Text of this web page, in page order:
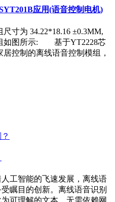
应用(语音控制电机)
为 34.22*18.16 ±0.3MM,
如图所示: 基于YT2228芯
控制的离线语音控制模组，
的飞速发展，离线语
瞩目的创新。离线语音识别